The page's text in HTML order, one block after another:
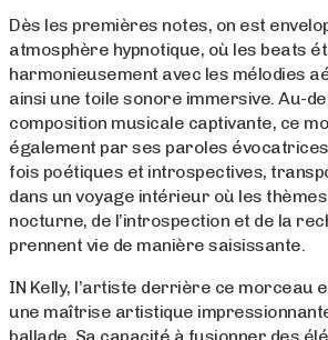
Dès les premières notes, on est
atmosphère hypnotique, où les beats
harmonieusement avec les mélodies
ainsi une toile sonore immersive. Au-
composition musicale captivante, ce
également par ses paroles
fois poétiques et introspectives,
dans un voyage intérieur où les
nocturne, de l’introspection et de la
prennent vie de manière saisissante.
IN Kelly, l’artiste derrière ce morceau
une maîtrise artistique